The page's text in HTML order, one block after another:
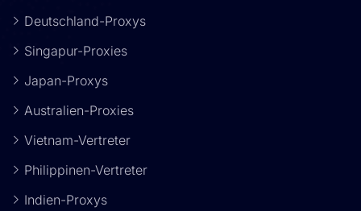
Deutschland-Proxys
Singapur-Proxies
Japan-Proxys
Australien-Proxies
Vietnam-Vertreter
Philippinen-Vertreter
Indien-Proxys